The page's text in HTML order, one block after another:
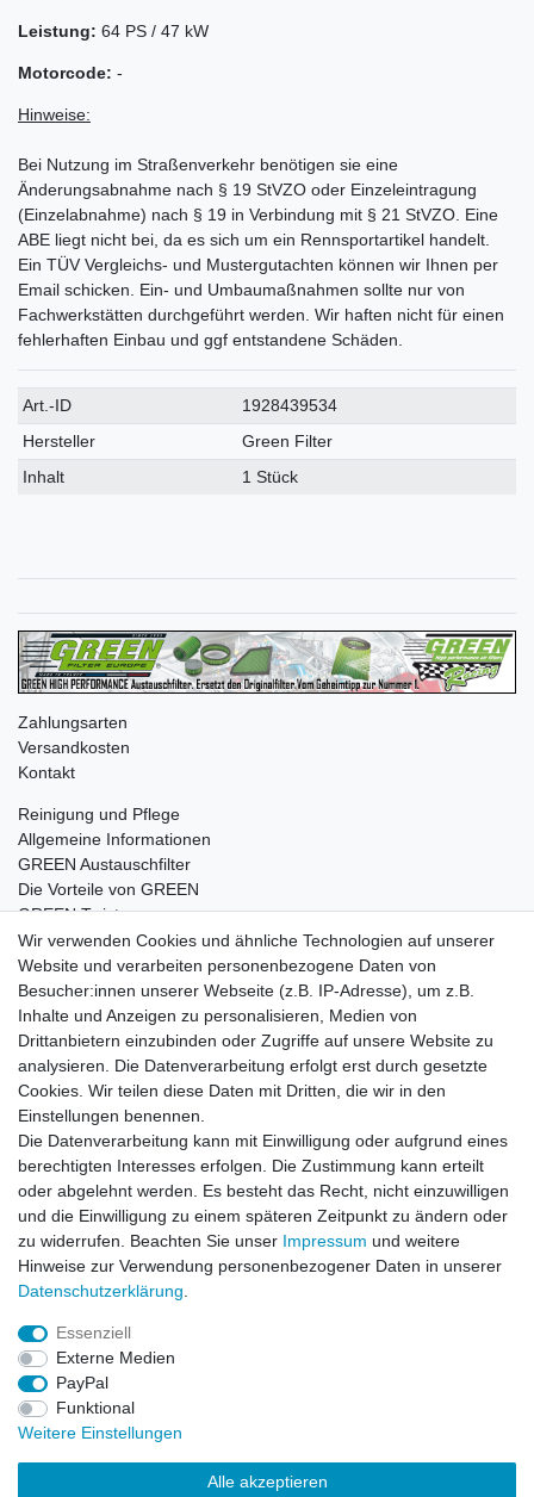
Leistung: 64 PS / 47 kW
Motorcode: -
Hinweise:
Bei Nutzung im Straßenverkehr benötigen sie eine
Änderungsabnahme nach § 19 StVZO oder Einzeleintragung
(Einzelabnahme) nach § 19 in Verbindung mit § 21 StVZO. Eine
ABE liegt nicht bei, da es sich um ein Rennsportartikel handelt.
Ein TÜV Vergleichs- und Mustergutachten können wir Ihnen per
Email schicken. Ein- und Umbaumaßnahmen sollte nur von
Fachwerkstätten durchgeführt werden. Wir haften nicht für einen
fehlerhaften Einbau und ggf entstandene Schäden.
Technisches
Merkmal
Wert
Art.-ID
1928439534
Hersteller
Green Filter
Inhalt
1 Stück
Zahlungsarten
Versandkosten
Kontakt
Reinigung und Pflege
Allgemeine Informationen
GREEN Austauschfilter
Die Vorteile von GREEN
GREEN Twister
Impressum Daten­schutz­erklärung AGB
Barrierefreiheitserklärung Widerrufs­recht
Vertrag widerrufen Kontakt
© Copyright 2026 | Alle Rechte vorbehalten.
Wir verwenden Cookies und ähnliche Technologien auf unserer
Website und verarbeiten personenbezogene Daten von
Besucher:innen unserer Webseite (z.B. IP-Adresse), um z.B.
Inhalte und Anzeigen zu personalisieren, Medien von
Drittanbietern einzubinden oder Zugriffe auf unsere Website zu
analysieren. Die Datenverarbeitung erfolgt erst durch gesetzte
Cookies. Wir teilen diese Daten mit Dritten, die wir in den
Einstellungen benennen.
Die Datenverarbeitung kann mit Einwilligung oder aufgrund eines
berechtigten Interesses erfolgen. Die Zustimmung kann erteilt
oder abgelehnt werden. Es besteht das Recht, nicht einzuwilligen
und die Einwilligung zu einem späteren Zeitpunkt zu ändern oder
zu widerrufen. Beachten Sie unser Impressum und weitere
Hinweise zur Verwendung personenbezogener Daten in unserer
Daten­schutz­erklärung
Essenziell
Externe Medien
PayPal
Funktional
Weitere Einstellungen
Alle akzeptieren